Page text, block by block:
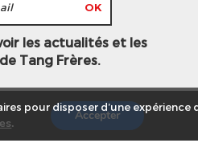
les actualités et les
Tang Frères.
légales
pour disposer d’une expérience
. Accepter